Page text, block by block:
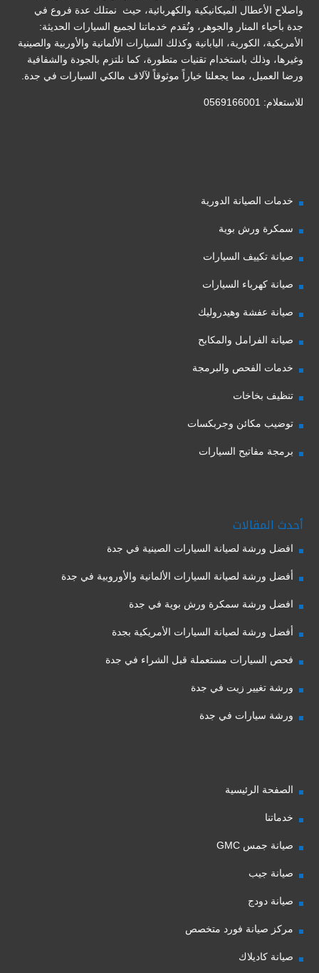
واصلاح الأعطال الميكانيكية والكهربائية، حيث نمتلك عدة فروع في
جدة بأحياء المنار والجوهر، ونُقدم خدماتنا لجميع السيارات الحديثة:
الأمريكية، الكورية، اليابانية وكذلك السيارات الألمانية والأوربية والصينية
وغيرها، وذلك باستخدام تقنيات متطورة، كما نلتزم بالجودة والشفافية
ورضا العميل، مما يجعلنا خياراً موثوقاً لآلاف مالكي السيارات في جدة.
للاستعلام: 0569166001
خدمات الصيانة الدورية
سمكرة ورش بوية
صيانة تكييف السيارات
صيانة كهرباء السيارات
صيانة عفشة وهيدروليك
صيانة الفرامل والمكابح
خدمات الفحص والبرمجة
تنظيف بخاخات
توضيب مكائن وجربكسات
برمجة مفاتيح السيارات
أحدث المقالات
افضل ورشة لصيانة السيارات الصينية في جدة
أفضل ورشة لصيانة السيارات الألمانية والأوروبية في جدة
افضل ورشة سمكرة ورش بوية في جدة
أفضل ورشة لصيانة السيارات الأمريكية بجدة
فحص السيارات مستعملة قبل الشراء في جدة
ورشة تغيير زيت في جدة
ورشة سيارات في جدة
الصفحة الرئيسية
خدماتنا
صيانة جمس GMC
صيانة جيب
صيانة دودج
مركز صيانة فورد متخصص
صيانة كاديلاك